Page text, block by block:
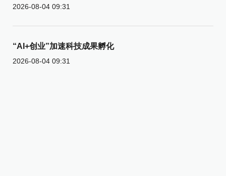
2026-08-04 09:31
“AI+创业”加速科技成果孵化
2026-08-04 09:31